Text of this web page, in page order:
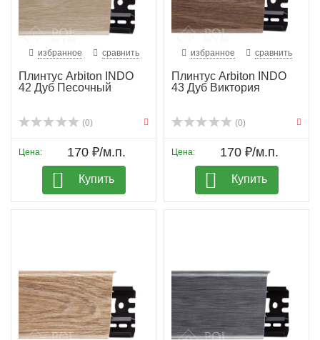
избранное сравнить
Плинтус Arbiton INDO
42 Дуб Песочный
(0)
Цена: 170 ₽/м.п.
Купить
избранное сравнить
Плинтус Arbiton INDO
43 Дуб Виктория
(0)
Цена: 170 ₽/м.п.
Купить